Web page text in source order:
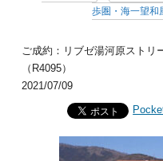
歩圏・海一望和
ご成約：リブゼ湯河原ストリ
（R4095）
2021/07/09